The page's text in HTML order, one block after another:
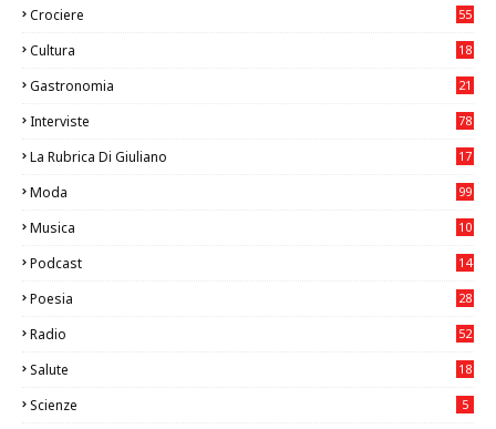
Crociere 55
Cultura
18
Gastronomia
21
Interviste 78
La Rubrica Di Giuliano
17
Moda 99
Musica
10
Podcast 14
Poesia 28
Radio 52
Salute
18
Scienze 5